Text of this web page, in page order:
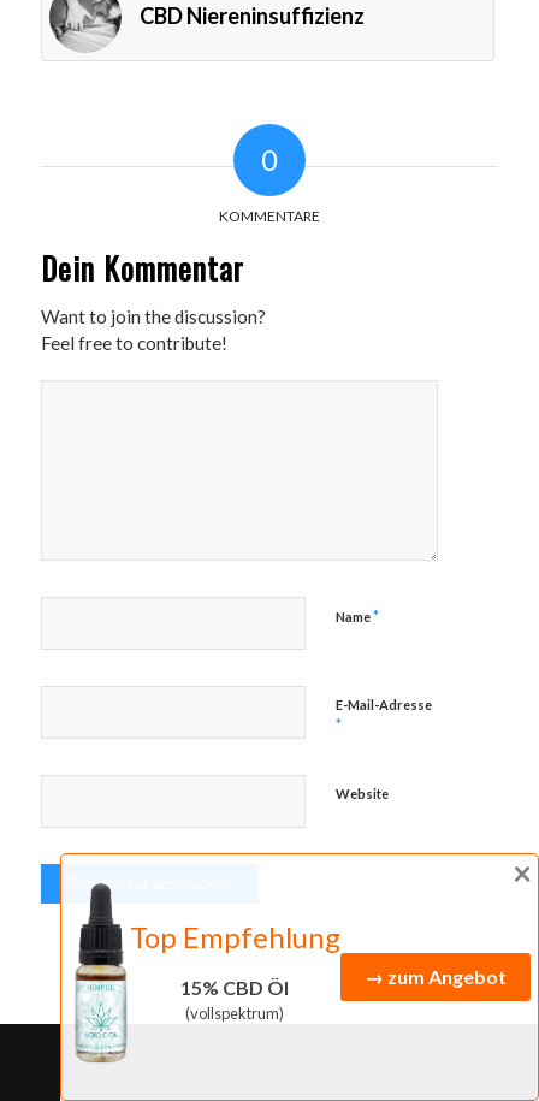
CBD Niereninsuffizienz
0
KOMMENTARE
Dein Kommentar
Want to join the discussion?
Feel free to contribute!
Name*
E-Mail-Adresse
*
Website
Top Empfehlung
15% CBD Öl
(vollspektrum)
→ zum Angebot
×